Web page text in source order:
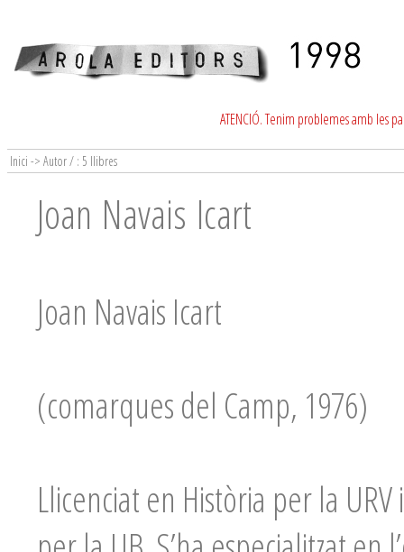
ATENCIÓ. Tenim problemes amb les
Inici -> Autor / : 5 llibres
Joan Navais Icart
Joan Navais Icart
(comarques del Camp, 1976)
Llicenciat en Història per la